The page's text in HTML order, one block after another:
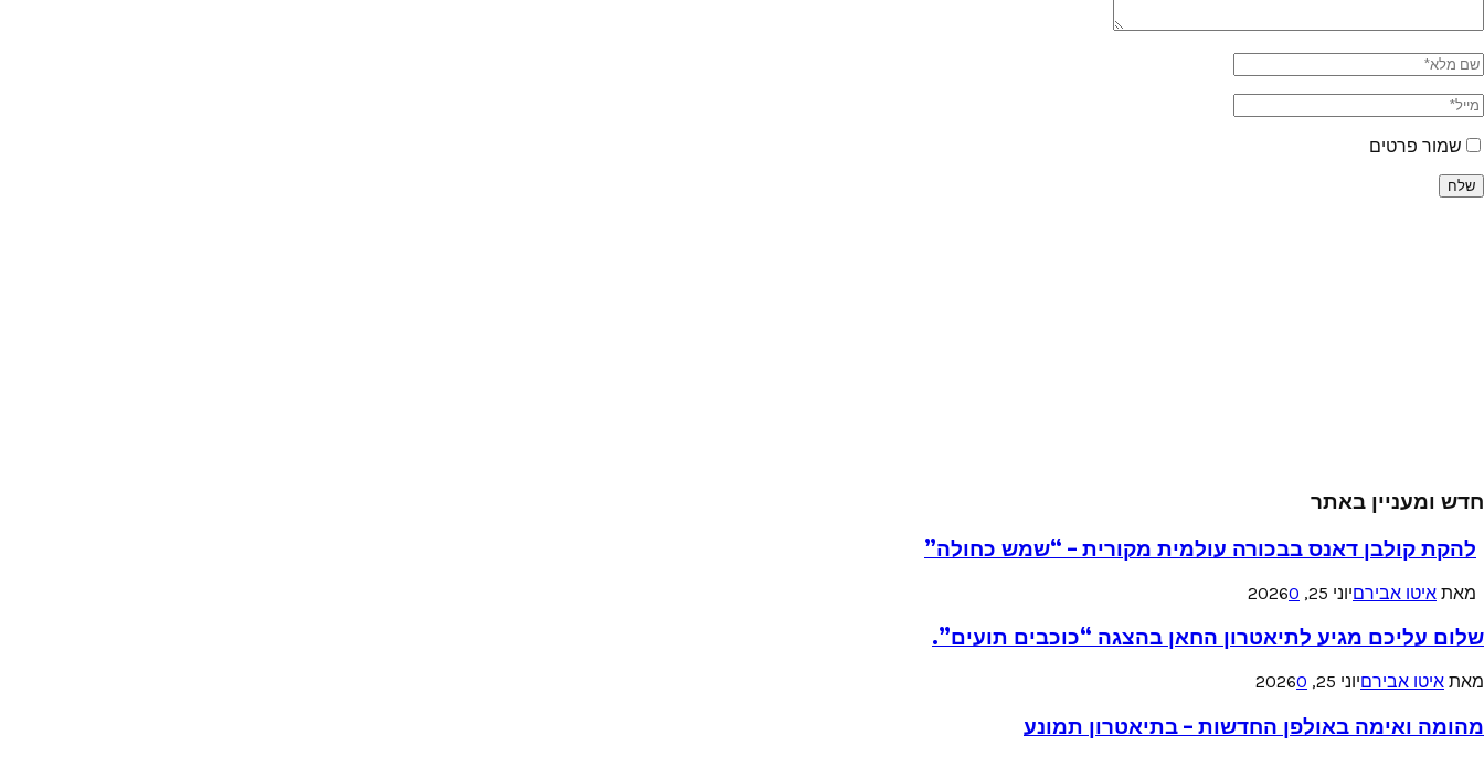
שמור פרטים
חדש ומעניין באתר
להקת קולבן דאנס בבכורה עולמית מקורית – “שמש כחולה”
מאת איטו אבירםיוני 25, 2026 0
שלום עליכם מגיע לתיאטרון החאן בהצגה “כוכבים תועים”.
מאת איטו אבירםיוני 25, 2026 0
מהומה ואימה באולפן החדשות – בתיאטרון תמונע